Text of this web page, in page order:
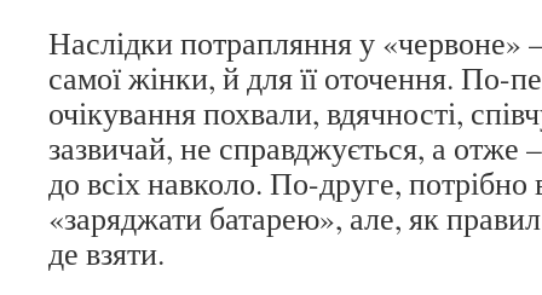
Наслідки потрапляння у «червоне»
самої жінки, й для її оточення. По-
очікування похвали, вдячності,
зазвичай, не справджується, а отже
до всіх навколо. По-друге,
«заряджати батарею», але, як
де взяти.